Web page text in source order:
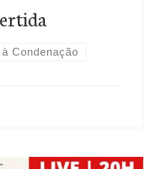
Condenação